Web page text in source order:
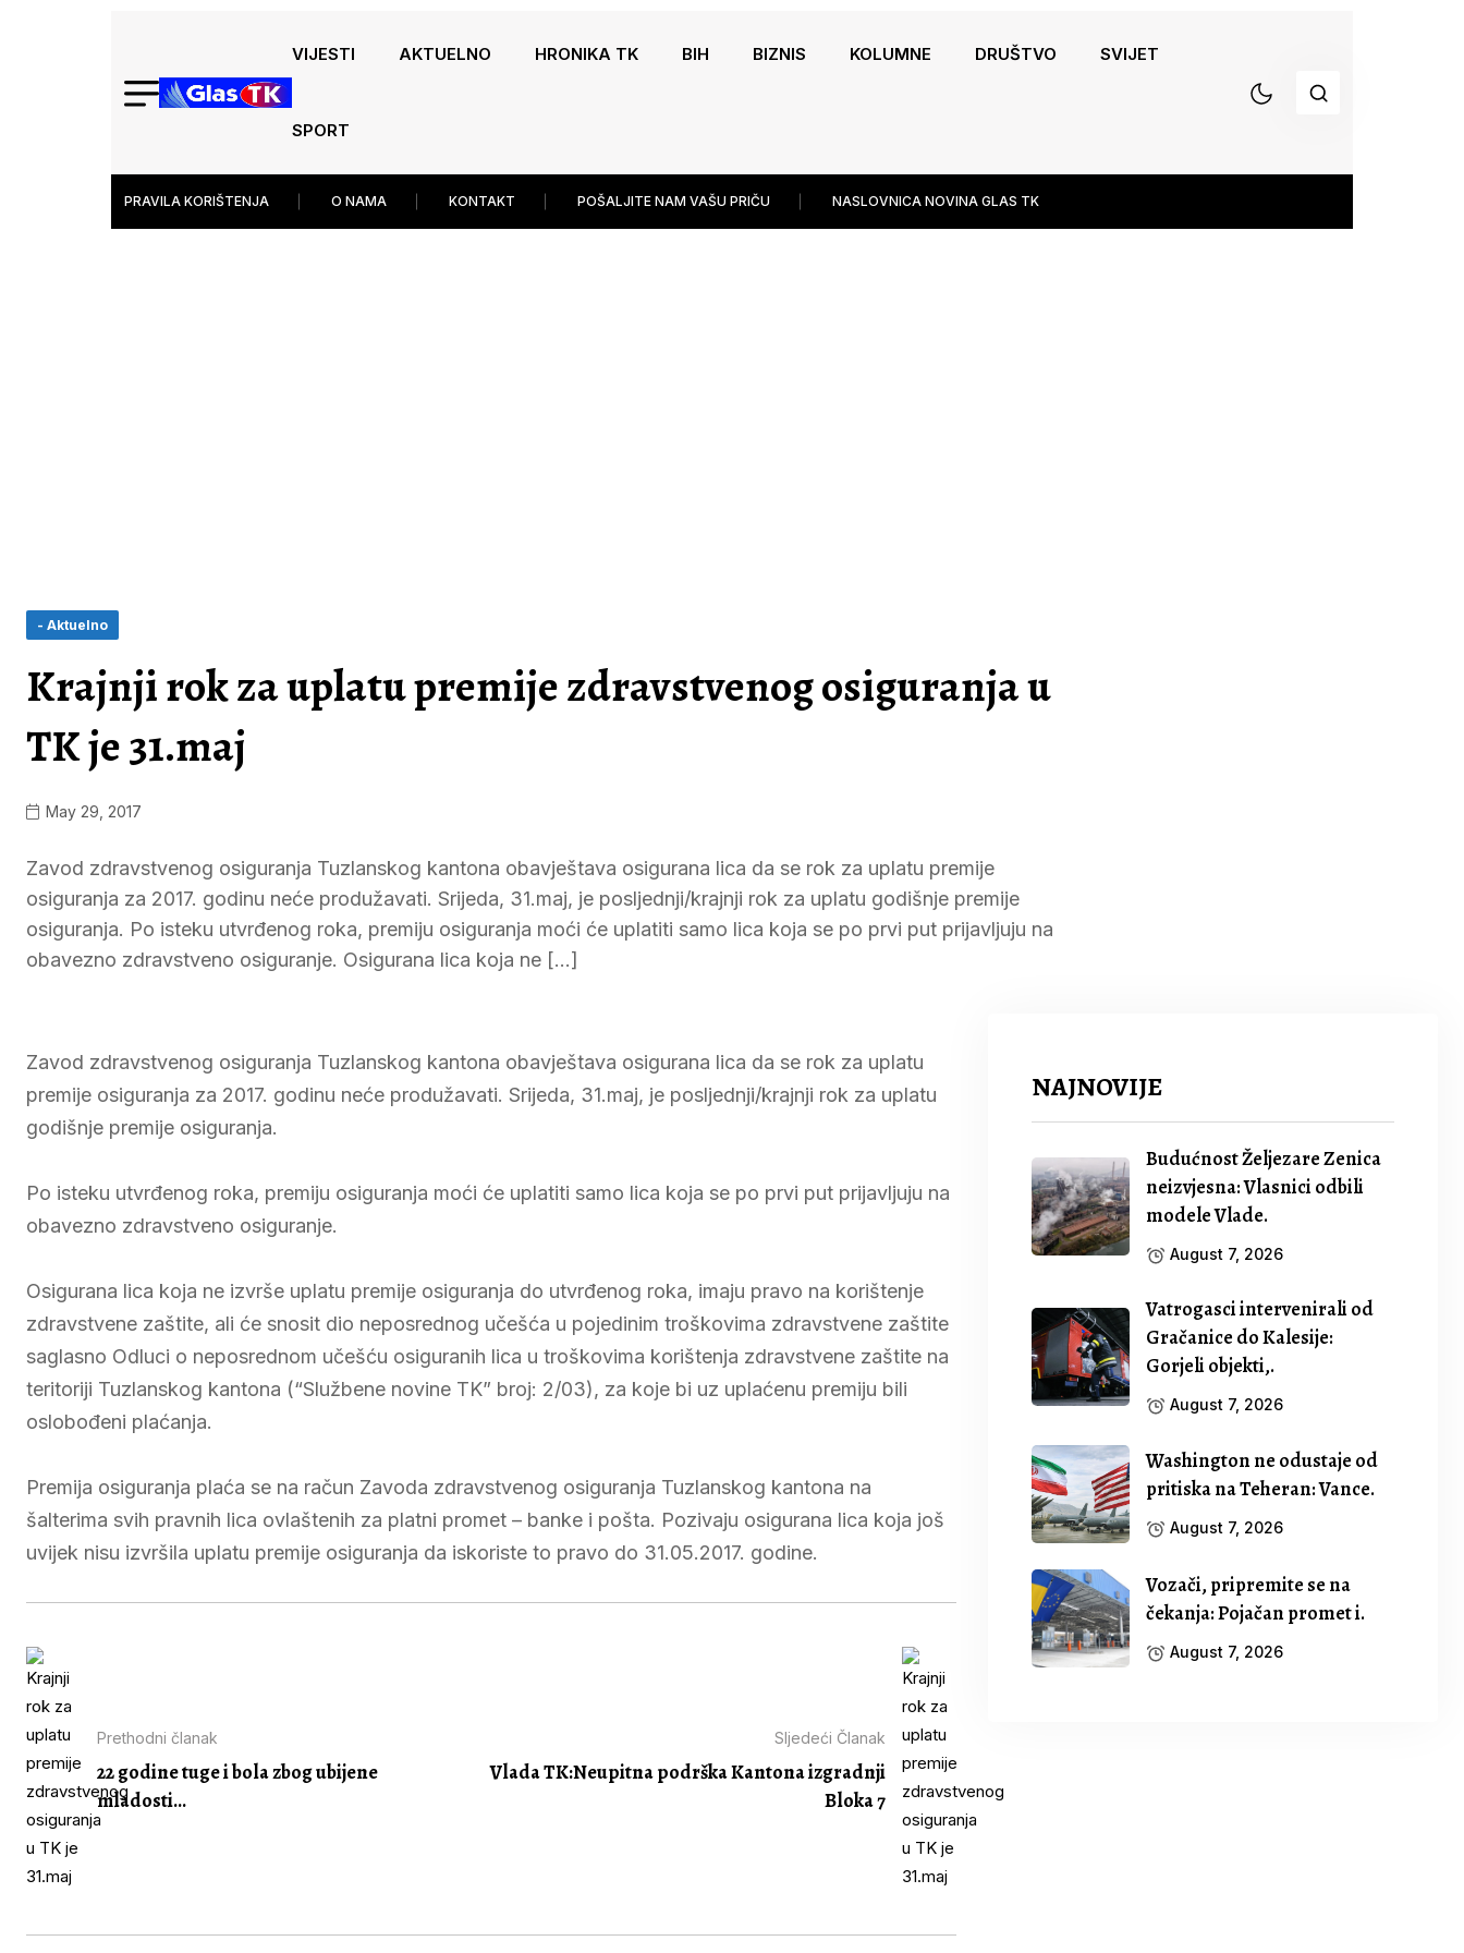
VIJESTI AKTUELNO HRONIKA TK BIH BIZNIS KOLUMNE DRUŠTVO SVIJET
SPORT
PRAVILA KORIŠTENJA O NAMA KONTAKT POŠALJITE NAM VAŠU PRIČU NASLOVNICA NOVINA GLAS TK
- Aktuelno
Krajnji rok za uplatu premije zdravstvenog osiguranja u
TK je 31.maj
May 29, 2017
Zavod zdravstvenog osiguranja Tuzlanskog kantona obavještava osigurana lica da se rok za uplatu premije
osiguranja za 2017. godinu neće produžavati. Srijeda, 31.maj, je posljednji/krajnji rok za uplatu godišnje premije
osiguranja. Po isteku utvrđenog roka, premiju osiguranja moći će uplatiti samo lica koja se po prvi put prijavljuju na
obavezno zdravstveno osiguranje. Osigurana lica koja ne […]
Zavod zdravstvenog osiguranja Tuzlanskog kantona obavještava osigurana lica da se rok za uplatu
premije osiguranja za 2017. godinu neće produžavati. Srijeda, 31.maj, je posljednji/krajnji rok za uplatu
godišnje premije osiguranja.
Po isteku utvrđenog roka, premiju osiguranja moći će uplatiti samo lica koja se po prvi put prijavljuju na
obavezno zdravstveno osiguranje.
Osigurana lica koja ne izvrše uplatu premije osiguranja do utvrđenog roka, imaju pravo na korištenje
zdravstvene zaštite, ali će snosit dio neposrednog učešća u pojedinim troškovima zdravstvene zaštite
saglasno Odluci o neposrednom učešću osiguranih lica u troškovima korištenja zdravstvene zaštite na
teritoriji Tuzlanskog kantona (“Službene novine TK” broj: 2/03), za koje bi uz uplaćenu premiju bili
oslobođeni plaćanja.
Premija osiguranja plaća se na račun Zavoda zdravstvenog osiguranja Tuzlanskog kantona na
šalterima svih pravnih lica ovlaštenih za platni promet – banke i pošta. Pozivaju osigurana lica koja još
uvijek nisu izvršila uplatu premije osiguranja da iskoriste to pravo do 31.05.2017. godine.
Prethodni članak
22 godine tuge i bola zbog ubijene
mladosti...
Sljedeći Članak
Vlada TK:Neupitna podrška Kantona izgradnji
Bloka 7
NAJNOVIJE
Budućnost Željezare Zenica
neizvjesna: Vlasnici odbili
modele Vlade.
August 7, 2026
Vatrogasci intervenirali od
Gračanice do Kalesije:
Gorjeli objekti,.
August 7, 2026
Washington ne odustaje od
pritiska na Teheran: Vance.
August 7, 2026
Vozači, pripremite se na
čekanja: Pojačan promet i.
August 7, 2026